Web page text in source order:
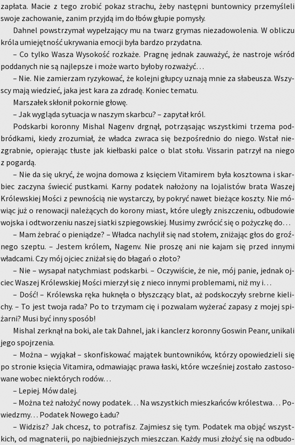
za­pła­ta. Macie z tego zro­bić pokaz stra­chu, żeby na­stęp­ni bun­tow­ni­cy prze­my­śle­li
swoje za­cho­wa­nie, zanim przyj­dą im do łbów głu­pie po­my­sły.
Dah­nel po­wstrzy­mał wy­peł­za­ją­cy mu na twarz gry­mas nie­za­do­wo­le­nia. W ob­li­czu
króla umie­jęt­ność ukry­wa­nia emo­cji była bar­dzo przy­dat­na.
– Co tylko Wasza Wy­so­kość roz­ka­że. Pra­gnę jed­nak za­uwa­żyć, że na­stro­je wśród
pod­da­nych nie są naj­lep­sze i może warto by­ło­by roz­wa­żyć…
– Nie. Nie za­mie­rzam ry­zy­ko­wać, że ko­lej­ni głup­cy uzna­ją mnie za sła­be­usza. Wszy­
scy mają wie­dzieć, jaka jest kara za zdra­dę. Ko­niec te­ma­tu.
Mar­sza­łek skło­nił po­kor­nie głowę.
– Jak wy­glą­da sy­tu­acja w na­szym skarb­cu? – za­py­tał król.
Pod­skar­bi ko­ron­ny Mi­shal Na­genv drgnął, po­trzą­sa­jąc wszyst­ki­mi trze­ma pod­
bród­ka­mi, kiedy zro­zu­miał, że wład­ca zwra­ca się bez­po­śred­nio do niego. Wstał nie­
zgrab­nie, opie­ra­jąc tłu­ste jak kieł­ba­ski palce o blat stołu. Vis­sa­rin pa­trzył na niego
z po­gar­dą.
– Nie da się ukryć, że wojna do­mo­wa z księ­ciem Vi­ta­mi­rem była kosz­tow­na i skar­
biec za­czy­na świe­cić pust­ka­mi. Karny po­da­tek na­ło­żo­ny na lo­ja­li­stów brata Wa­szej
Kró­lew­skiej Mości z pew­no­ścią nie wy­star­czy, by po­kryć nawet bie­żą­ce kosz­ty. Nie mó­
wiąc już o re­no­wa­cji na­le­żą­cych do ko­ro­ny miast, które ule­gły znisz­cze­niu, od­bu­do­wie
woj­ska i od­two­rze­niu na­szej siat­ki szpie­gow­skiej. Mu­si­my zwró­cić się o po­życz­kę do…
– Mam że­brać o pie­nią­dze? – Wład­ca na­chy­lił się nad sto­łem, zni­ża­jąc głos do groź­
ne­go szep­tu. – Je­stem kró­lem, Na­genv. Nie pro­szę ani nie kajam się przed in­ny­mi
wład­ca­mi. Czy mój oj­ciec zni­żał się do bła­gań o złoto?
– Nie – wy­sa­pał na­tych­miast pod­skar­bi. – Oczy­wi­ście, że nie, mój panie, jed­nak oj­
ciec Wa­szej Kró­lew­skiej Mości mie­rzył się z nieco in­ny­mi pro­ble­ma­mi, niż my i…
– Dość! – Kró­lew­ska ręka huk­nę­ła o błysz­czą­cy blat, aż pod­sko­czy­ły srebr­ne kie­li­
chy. – To jest twoja rada? Po to trzy­mam cię i po­zwa­lam wy­że­rać za­pa­sy z mojej spi­
żar­ni? Musi być inny spo­sób!
Mi­shal zer­k­nął na boki, ale tak Dah­nel, jak i kanc­lerz ko­ron­ny Go­swin Peanr, uni­ka­li
jego spoj­rze­nia.
– Można – wy­ją­kał – skon­fi­sko­wać ma­ją­tek bun­tow­ni­ków, któ­rzy opo­wie­dzie­li się
po stro­nie księ­cia Vi­ta­mi­ra, od­ma­wia­jąc prawa łaski, które wcze­śniej zo­sta­ło za­sto­so­
wa­ne wobec nie­któ­rych rodów…
– Le­piej. Mów dalej.
– Można też na­ło­żyć nowy po­da­tek… Na wszyst­kich miesz­kań­ców kró­le­stwa… Po­
wiedz­my… Po­da­tek No­we­go Ładu?
– Wi­dzisz? Jak chcesz, to po­tra­fisz. Zaj­miesz się tym. Po­da­tek ma objąć wszyst­
kich, od ma­gna­te­rii, po naj­bied­niej­szych miesz­czan. Każdy musi zło­żyć się na od­bu­do­